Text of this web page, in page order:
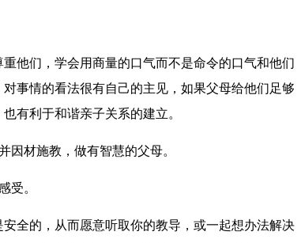
他们，学会用商量的口气而不是命令的口气和他们
事情的看法很有自己的主见，如果父母给他们足够
有利于和谐亲子关系的建立。
因材施教，做有智慧的父母。
受。
全的，从而愿意听取你的教导，或一起想办法解决